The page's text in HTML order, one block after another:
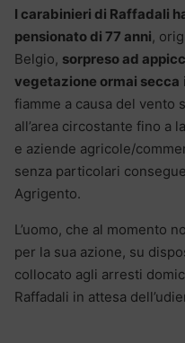
I carabinieri di Raffadali
pensionato di 77 anni,
Belgio, sorpreso ad
vegetazione ormai secca
fiamme a causa del vento
all’area circostante fino a
e aziende agricole/
senza particolari
Agrigento.
L’uomo, che al momento
per la sua azione, su
collocato agli arresti
Raffadali in attesa